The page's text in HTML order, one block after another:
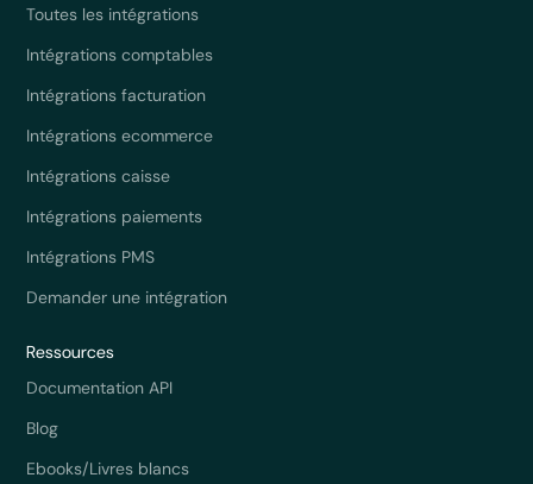
Toutes les intégrations
Intégrations comptables
Intégrations facturation
Intégrations ecommerce
Intégrations caisse
Intégrations paiements
Intégrations PMS
Demander une intégration
Ressources
Documentation API
Blog
Ebooks/Livres blancs